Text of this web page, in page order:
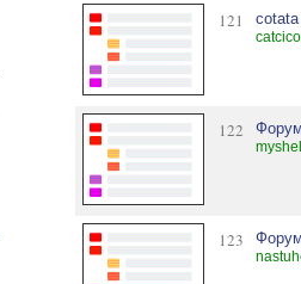
121 cotata
122
123